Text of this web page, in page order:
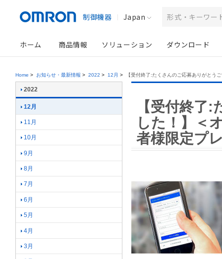
制御機器 Japan
ホーム 商品情報 ソリューション ダウンロード
Home > お知らせ・最新情報 > 2022 > 12月 > 【受付終了:たくさんのご応募ありがとう
【受付終了
した！】＜
者様限定プ
2022
12月
11月
10月
9月
8月
7月
6月
5月
4月
3月